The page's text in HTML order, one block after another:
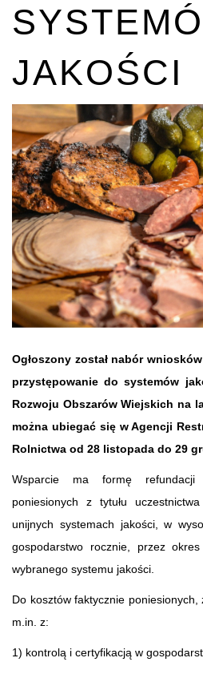
JAKOŚCI
Ogłoszony został nabór
przystępowanie do systemów
Rozwoju Obszarów Wiejskich na
można ubiegać się w Agencji
Rolnictwa od 28 listopada do 29
Wsparcie ma formę refundacji
poniesionych z tytułu
unijnych systemach jakości, w
gospodarstwo rocznie, przez
wybranego systemu jakości.
Do kosztów faktycznie
m.in. z:
1) kontrolą i certyfikacją w